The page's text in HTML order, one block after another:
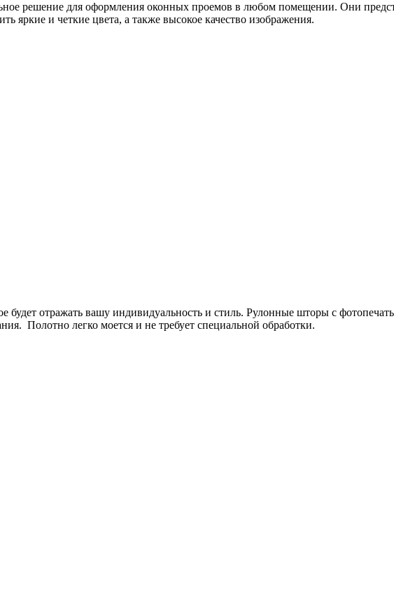
решение для оформления оконных проемов в любом помещении. Они
яркие и четкие цвета, а также высокое качество изображения.
будет отражать вашу индивидуальность и стиль. Рулонные шторы с
Полотно легко моется и не требует специальной обработки.